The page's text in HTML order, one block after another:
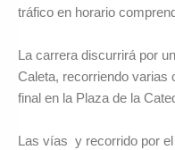
tráfico en horario
La carrera discurrirá por
Caleta, recorriendo varias
final en la Plaza de la
Las vías y recorrido por